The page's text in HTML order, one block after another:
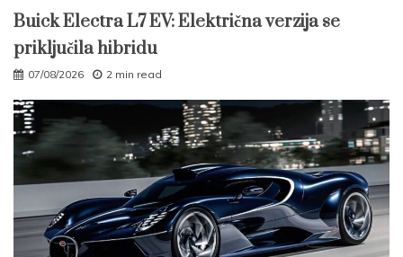
Buick Electra L7 EV: Električna verzija se
priključila hibridu
07/08/2026 2 min read